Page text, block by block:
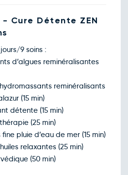
Cure Détente ZEN
9 soins :
d’algues reminéralisantes
reminéralisants
(15 min)
détente (15 min)
(25 min)
pluie d’eau de mer (15 min)
relaxantes (25 min)
(50 min)